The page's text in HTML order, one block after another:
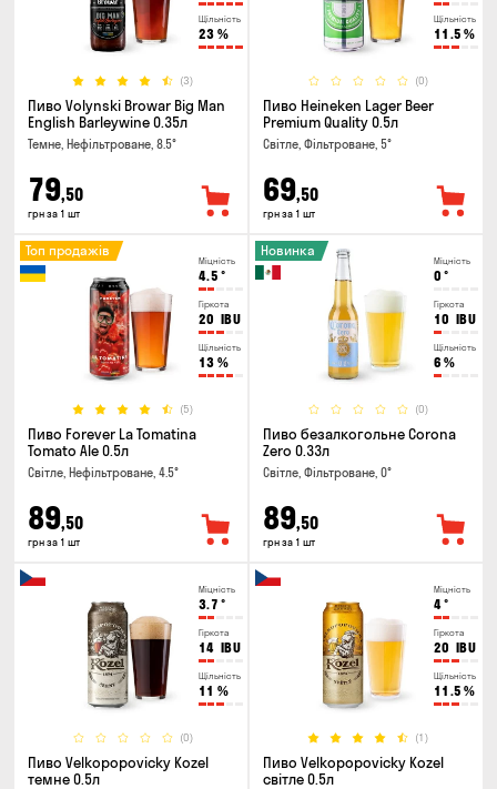
Щільність
23 %
(3)
Пиво Volynski Browar Big Man
English Barleywine 0.35л
Темне, Нефільтроване, 8.5°
79,50
грн за 1 шт
Щільність
11.5 %
(0)
Пиво Heineken Lager Beer
Premium Quality 0.5л
Світле, Фільтроване, 5°
69,50
грн за 1 шт
Міцність
4.5 °
Гіркота
20 IBU
Щільність
13 %
(5)
Топ продажів
Пиво Forever La Tomatina
Tomato Ale 0.5л
Світле, Нефільтроване, 4.5°
89,50
грн за 1 шт
Міцність
0 °
Гіркота
10 IBU
Щільність
6 %
(0)
Новинка
Пиво безалкогольне Corona
Zero 0.33л
Світле, Фільтроване, 0°
89,50
грн за 1 шт
Міцність
3.7 °
Гіркота
14 IBU
Щільність
11 %
(0)
Пиво Velkopopovicky Kozel
темне 0.5л
Міцність
4°
Гіркота
20 IBU
Щільність
11.5 %
(1)
Пиво Velkopopovicky Kozel
світле 0.5л